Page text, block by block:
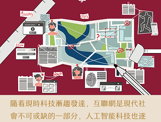
隨着現時科技漸趨發達，互聯網是現代社
會不可或缺的一部分，人工智能科技也逐